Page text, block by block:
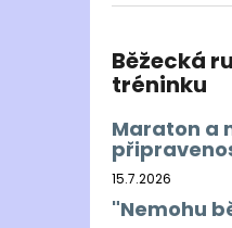
Běžecká
tréninku
Maraton a
15.7.2026
"Nemohu
BĚŽECKÁ
899 Kč
Původně:1